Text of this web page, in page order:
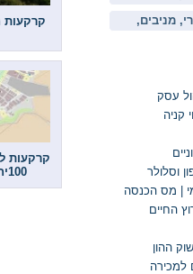
קרקעות
100יחידות
מניבים,
עסק
קניה
וסלולר
| מס הכנסה
החיים
ההון
למכירה